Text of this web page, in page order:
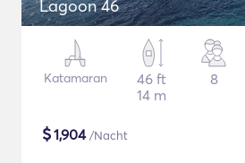
Lagoon 46
Katamaran
46 ft
14 m
8
$1,904/Nacht